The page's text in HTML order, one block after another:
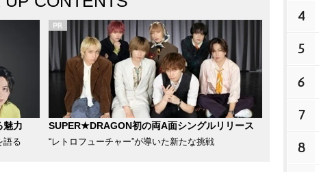
魅力
語る
SUPER★DRAGON初の両A面シングルリリース
“レトロフューチャー”が導いた新たな挑戦
4
5
6
7
8